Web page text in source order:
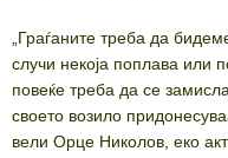
„Граѓаните треба да
случи некоја поплава или
повеќе треба да се
своето возило
вели Орце Николов, еко